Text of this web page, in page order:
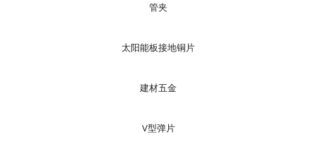
管夹
太阳能板接地铜片
建材五金
V型弹片